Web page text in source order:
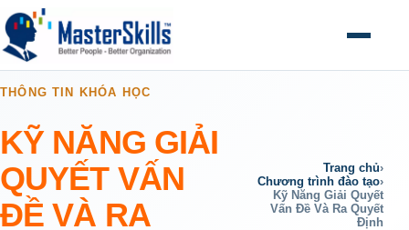
Mở menu
Trang chủ›
Chương trình đào tạo›
Kỹ Năng Giải Quyết
Vấn Đề Và Ra Quyết
Định
THÔNG TIN KHÓA HỌC
KỸ NĂNG GIẢI
QUYẾT VẤN
ĐỀ VÀ RA